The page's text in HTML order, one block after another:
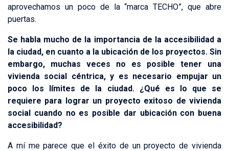
aprovechamos un poco de la “marca TECHO”, que abre
puertas.
Se habla mucho de la importancia de la accesibilidad a
la ciudad, en cuanto a la ubicación de los proyectos. Sin
embargo, muchas veces no es posible tener una
vivienda social céntrica, y es necesario empujar un
poco los límites de la ciudad. ¿Qué es lo que se
requiere para lograr un proyecto exitoso de vivienda
social cuando no es posible dar ubicación con buena
accesibilidad?
A mí me parece que el éxito de un proyecto de vivienda